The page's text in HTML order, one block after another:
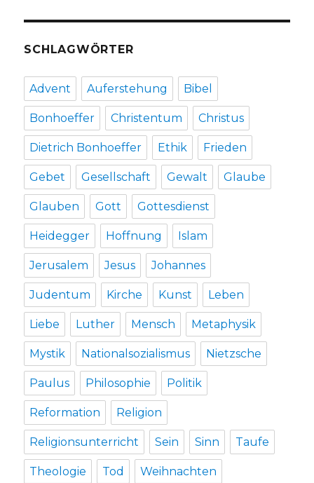
SCHLAGWÖRTER
Advent Auferstehung Bibel
Bonhoeffer Christentum Christus
Dietrich Bonhoeffer Ethik Frieden
Gebet Gesellschaft Gewalt Glaube
Glauben Gott Gottesdienst
Heidegger Hoffnung Islam
Jerusalem Jesus Johannes
Judentum Kirche Kunst Leben
Liebe Luther Mensch Metaphysik
Mystik Nationalsozialismus Nietzsche
Paulus Philosophie Politik
Reformation Religion
Religionsunterricht Sein Sinn Taufe
Theologie Tod Weihnachten